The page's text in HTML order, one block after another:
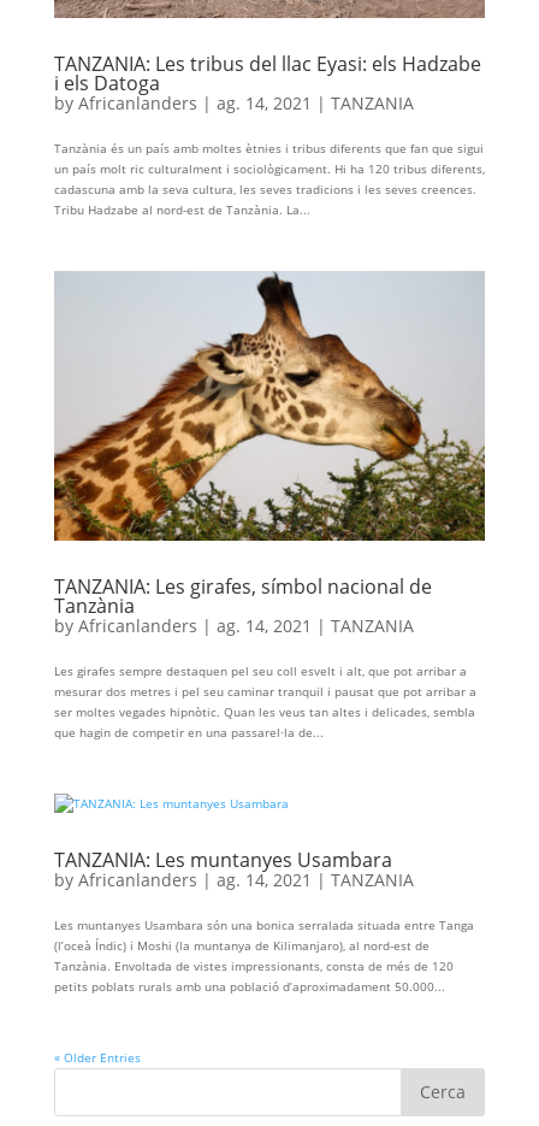
TANZANIA: Les tribus del llac Eyasi: els Hadzabe
i els Datoga
by Africanlanders | ag. 14, 2021 | TANZANIA
Tanzània és un país amb moltes ètnies i tribus diferents que fan que sigui
un país molt ric culturalment i sociològicament. Hi ha 120 tribus diferents,
cadascuna amb la seva cultura, les seves tradicions i les seves creences.
Tribu Hadzabe al nord-est de Tanzània. La...
TANZANIA: Les girafes, símbol nacional de
Tanzània
by Africanlanders | ag. 14, 2021 | TANZANIA
Les girafes sempre destaquen pel seu coll esvelt i alt, que pot arribar a
mesurar dos metres i pel seu caminar tranquil i pausat que pot arribar a
ser moltes vegades hipnòtic. Quan les veus tan altes i delicades, sembla
que hagin de competir en una passarel·la de...
TANZANIA: Les muntanyes Usambara
by Africanlanders | ag. 14, 2021 | TANZANIA
Les muntanyes Usambara són una bonica serralada situada entre Tanga
(l’oceà Índic) i Moshi (la muntanya de Kilimanjaro), al nord-est de
Tanzània. Envoltada de vistes impressionants, consta de més de 120
petits poblats rurals amb una població d’aproximadament 50.000...
« Older Entries